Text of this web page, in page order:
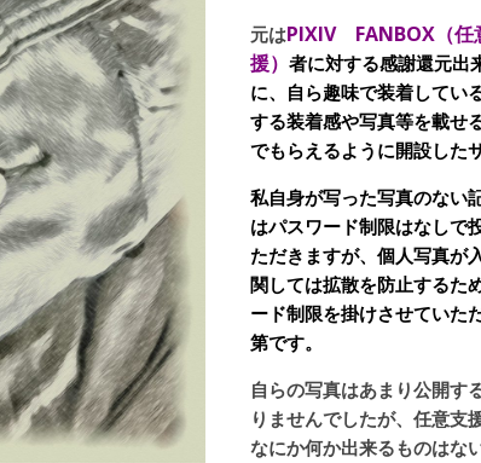
元はPIXIV FANBOX（任
援） 者に対する感謝還元出
に、自ら趣味で装着してい
する装着感や写真等を載せ
でもらえるように開設した
私自身が写った写真のない
はパスワード制限はなしで
ただきますが、個人写真が
関しては拡散を防止するた
ード制限を掛けさせていた
第です。
自らの写真はあまり公開す
りませんでしたが、任意支
なにか何か出来るものはな